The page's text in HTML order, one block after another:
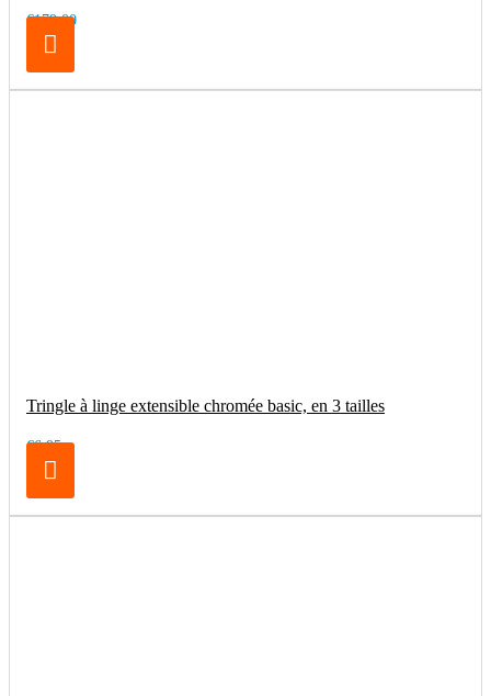
€179.00
Tringle à linge extensible chromée basic, en 3 tailles
€6.95